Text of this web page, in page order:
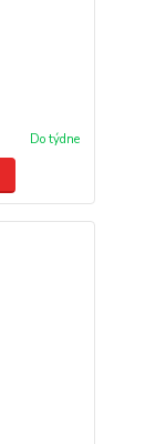
Do týdne